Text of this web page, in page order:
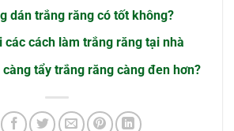
dán trắng răng có tốt không?
các cách làm trắng răng tại nhà
càng tẩy trắng răng càng đen hơn?